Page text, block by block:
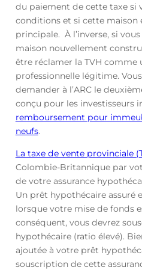
du paiement de cette taxe si
conditions et si cette maison
principale. À l’inverse, si
maison nouvellement
être réclamer la TVH comme
professionnelle légitime.
demander à l’ARC le
conçu pour les investisseurs
remboursement pour
neufs.
La taxe de vente provinciale
Colombie-Britannique par
de votre assurance
Un prêt hypothécaire assuré
lorsque votre mise de fonds
conséquent, vous devrez
hypothécaire (ratio élevé).
ajoutée à votre prêt
souscription de cette